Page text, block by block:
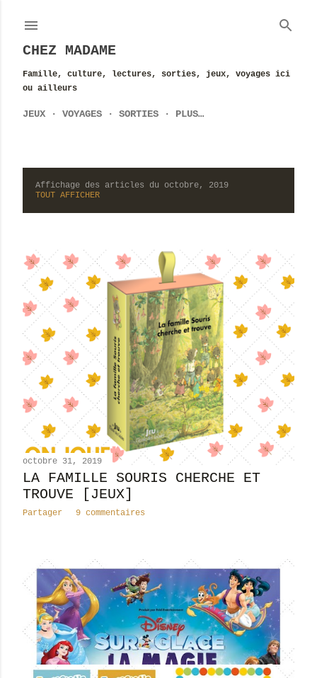
CHEZ MADAME
Famille, culture, lectures, sorties, jeux, voyages ici
ou ailleurs
JEUX VOYAGES SORTIES PLUS…
r
i
c
l
e
s
Affichage des articles du octobre, 2019
TOUT AFFICHER
octobre 31, 2019
LA FAMILLE SOURIS CHERCHE ET
TROUVE [JEUX]
Partager 9 commentaires